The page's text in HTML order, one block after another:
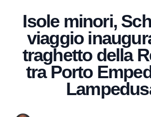
Isole minori,
viaggio
traghetto della
tra Porto